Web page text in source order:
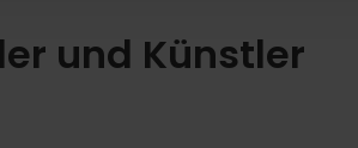
und Künstler